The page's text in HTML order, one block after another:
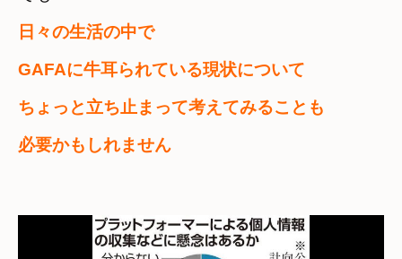
日々の生活の中で
GAFAに牛耳られている現状について
ちょっと立ち止まって考えてみることも